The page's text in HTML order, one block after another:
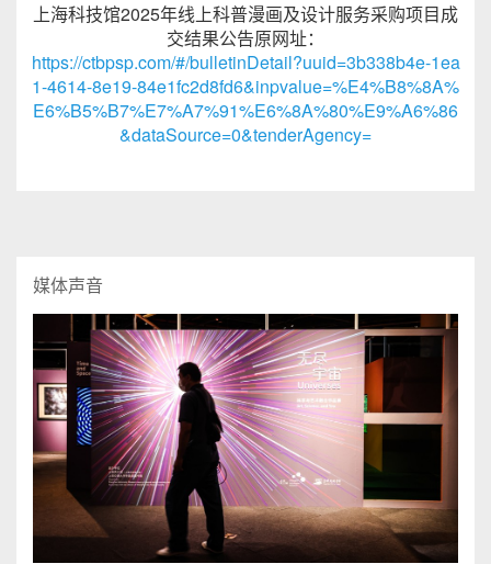
上海科技馆2025年线上科普漫画及设计服务采购项目成
交结果公告原网址：
https://ctbpsp.com/#/bulletinDetail?uuid=3b338b4e-1ea
1-4614-8e19-84e1fc2d8fd6&inpvalue=%E4%B8%8A%
E6%B5%B7%E7%A7%91%E6%8A%80%E9%A6%86
&dataSource=0&tenderAgency=
媒体声音